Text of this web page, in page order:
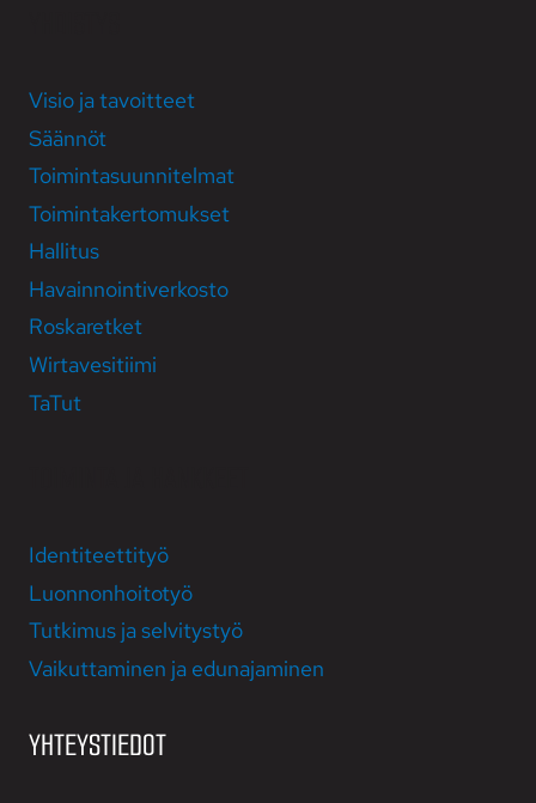
Visio ja tavoitteet
Säännöt
Toiminta­suunni­telmat
Toiminta­kertomukset
Hallitus
Havainnointi­­verkosto
Roska­retket
Wirta­vesi­­tiimi
TaTut
Identiteettityö
Luonnonhoitotyö
Tutkimus ja selvitystyö
Vaikutta­minen ja edun­ajaminen
YHTEYSTIEDOT